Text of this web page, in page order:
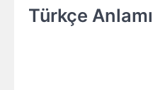
Türkçe Anlamı